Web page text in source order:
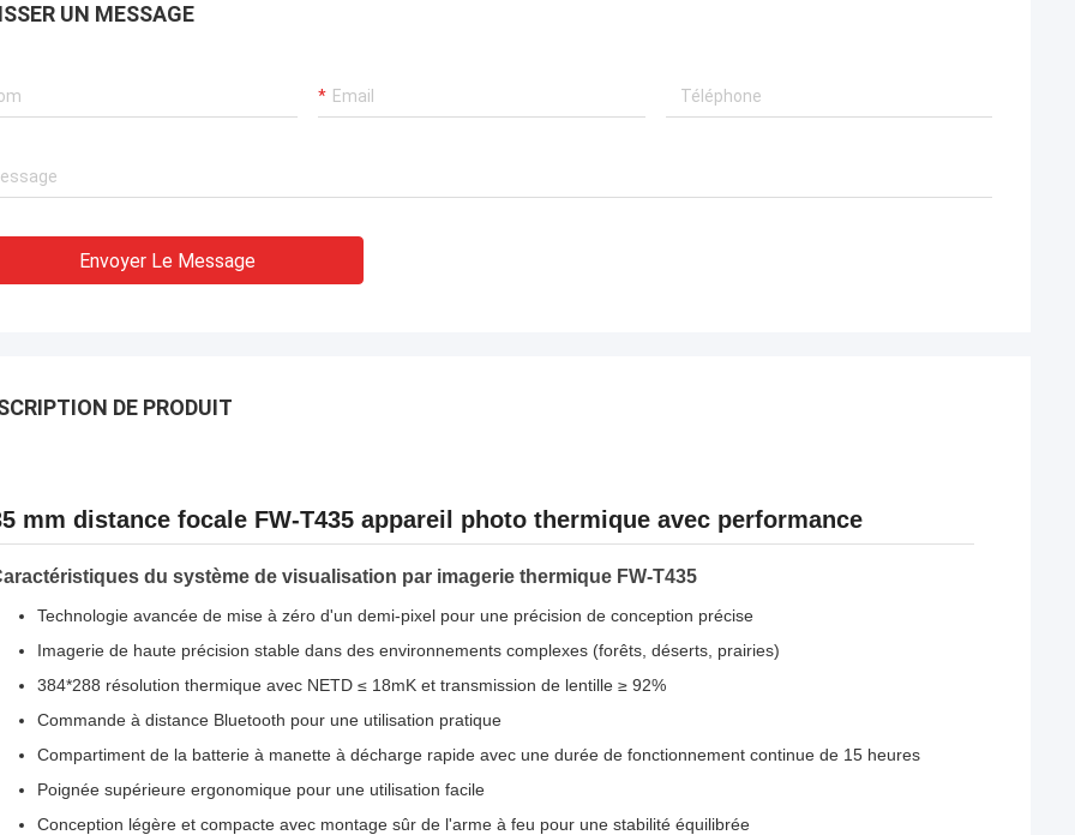
UN MESSAGE
Envoyer Le Message
DE PRODUIT
mm distance focale FW-T435 appareil photo thermique avec performance
du système de visualisation par imagerie thermique FW-T435
Technologie avancée de mise à zéro d'un demi-pixel pour une précision de conception précise
Imagerie de haute précision stable dans des environnements complexes (forêts, déserts, prairies)
384*288 résolution thermique avec NETD ≤ 18mK et transmission de lentille ≥ 92%
Commande à distance Bluetooth pour une utilisation pratique
Compartiment de la batterie à manette à décharge rapide avec une durée de fonctionnement continue de 15 heures
Poignée supérieure ergonomique pour une utilisation facile
Conception légère et compacte avec montage sûr de l'arme à feu pour une stabilité équilibrée